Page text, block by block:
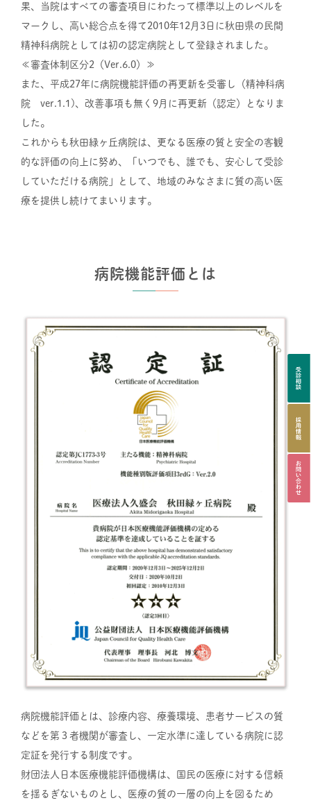
果、当院はすべての審査項目にわたって標準以上のレベルを
マークし、高い総合点を得て2010年12月3日に秋田県の民間
精神科病院としては初の認定病院として登録されました。
≪審査体制区分2（Ver.6.0）≫
また、平成27年に病院機能評価の再更新を受審し（精神科病
院 ver.1.1)、改善事項も無く9月に再更新（認定）となりま
した。
これからも秋田緑ヶ丘病院は、更なる医療の質と安全の客観
的な評価の向上に努め、「いつでも、誰でも、安心して受診
していただける病院」として、地域のみなさまに質の高い医
療を提供し続けてまいります。
病院機能評価とは
病院機能評価とは、診療内容、療養環境、患者サービスの質
などを第３者機関が審査し、一定水準に達している病院に認
定証を発行する制度です。
財団法人日本医療機能評価機構は、国民の医療に対する信頼
を揺るぎないものとし、医療の質の一層の向上を図るため